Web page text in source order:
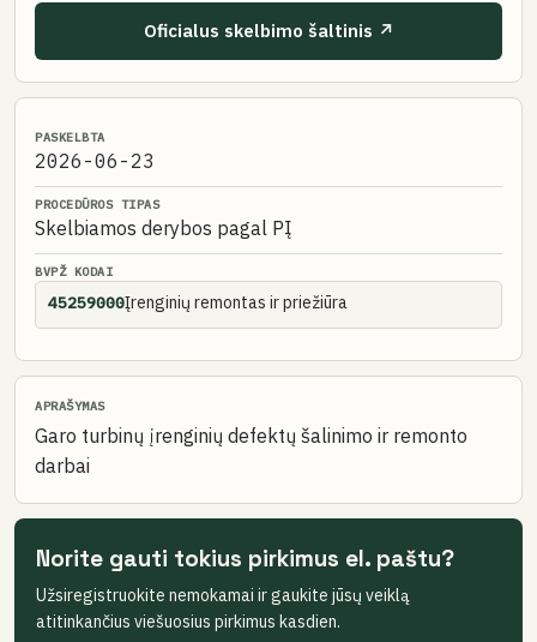
Oficialus skelbimo šaltinis ↗
PASKELBTA
2026-06-23
PROCEDŪROS TIPAS
Skelbiamos derybos pagal PĮ
BVPŽ KODAI
45259000Įrenginių remontas ir priežiūra
APRAŠYMAS
Garo turbinų įrenginių defektų šalinimo ir remonto
darbai
Norite gauti tokius pirkimus el. paštu?
Užsiregistruokite nemokamai ir gaukite jūsų veiklą
atitinkančius viešuosius pirkimus kasdien.